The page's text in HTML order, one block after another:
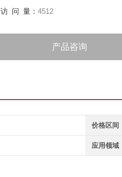
访 问 量： 4512
产品咨询
价格区间
应用领域